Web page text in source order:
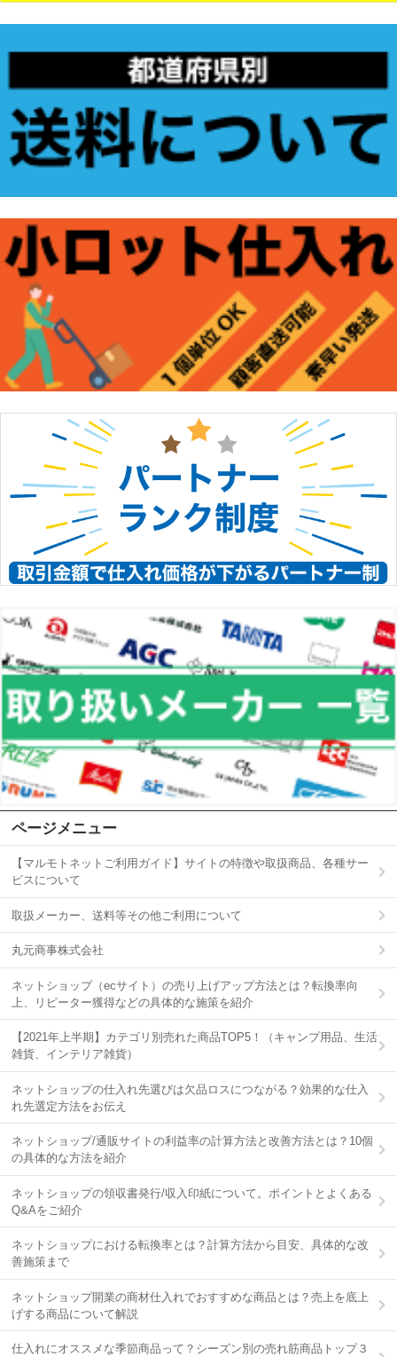
ページメニュー
【マルモトネットご利用ガイド】サイトの特徴や取扱商品、各種サー
ビスについて
取扱メーカー、送料等その他ご利用について
丸元商事株式会社
ネットショップ（ecサイト）の売り上げアップ方法とは？転換率向
上、リピーター獲得などの具体的な施策を紹介
【2021年上半期】カテゴリ別売れた商品TOP5！（キャンプ用品、生活
雑貨、インテリア雑貨）
ネットショップの仕入れ先選びは欠品ロスにつながる？効果的な仕入
れ先選定方法をお伝え
ネットショップ/通販サイトの利益率の計算方法と改善方法とは？10個
の具体的な方法を紹介
ネットショップの領収書発行/収入印紙について。ポイントとよくある
Q&Aをご紹介
ネットショップにおける転換率とは？計算方法から目安、具体的な改
善施策まで
ネットショップ開業の商材仕入れでおすすめな商品とは？売上を底上
げする商品について解説
仕入れにオススメな季節商品って？シーズン別の売れ筋商品トップ３